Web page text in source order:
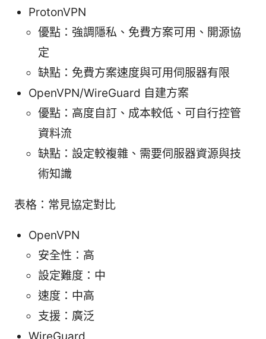
ProtonVPN
優點：強調隱私、免費方案可用、開源協
定
缺點：免費方案速度與可用伺服器有限
OpenVPN/WireGuard 自建方案
優點：高度自訂、成本較低、可自行控管
資料流
缺點：設定較複雜、需要伺服器資源與技
術知識
表格：常見協定對比
OpenVPN
安全性：高
設定難度：中
速度：中高
支援：廣泛